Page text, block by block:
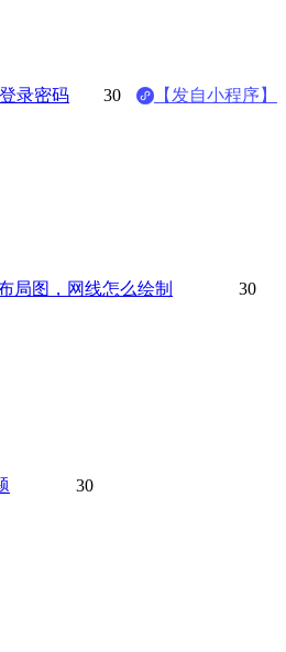
录密码 30 【发自小程序】
局图，网线怎么绘制 30
30